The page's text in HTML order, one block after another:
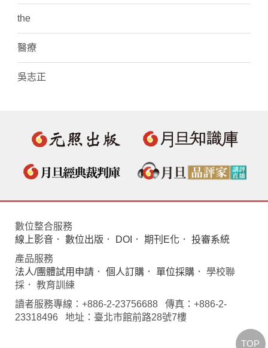
the
醫療
吳志正
數位整合服務
線上影音 ． 數位出版 ． DOI ． 期刊E化 ． 投審系統
產品服務
法人/團體試用申請 ． 個人訂購 ． 單位採購 ． 學校聯
採． 教育訓練
讀者服務專線：+886-2-23756688 傳真：+886-2-
23318496 地址：臺北市館前路28號7樓
TOP